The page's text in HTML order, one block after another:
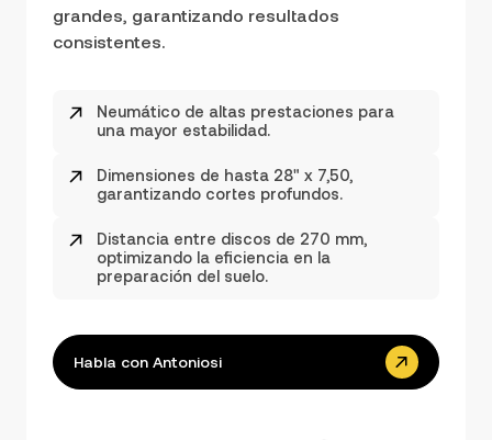
grandes, garantizando resultados
consistentes.
Neumático de altas prestaciones para
una mayor estabilidad.
Dimensiones de hasta 28" x 7,50,
garantizando cortes profundos.
Distancia entre discos de 270 mm,
optimizando la eficiencia en la
preparación del suelo.
Habla con Antoniosi